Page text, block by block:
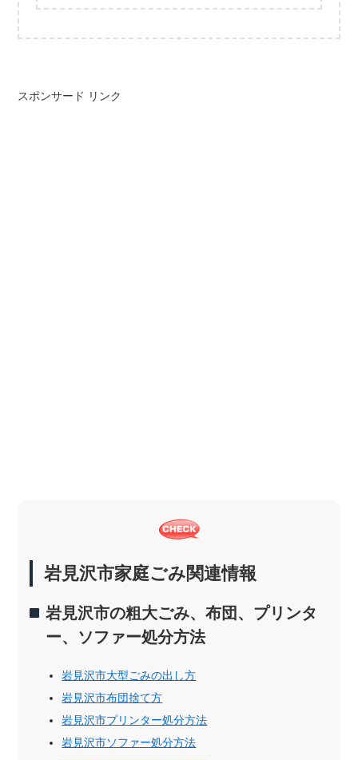
スポンサード リンク
岩見沢市家庭ごみ関連情報
岩見沢市の粗大ごみ、布団、プリンタ
ー、ソファー処分方法
岩見沢市大型ごみの出し方
岩見沢市布団捨て方
岩見沢市プリンター処分方法
岩見沢市ソファー処分方法